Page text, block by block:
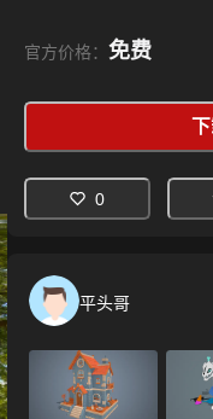
官方价格： 免费
0
平头哥